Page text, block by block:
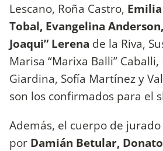
Lescano, Roña Castro,
Tobal, Evangelina
Joaqui” Lerena de la Riva,
Marisa “Marixa Balli” Caballi,
Giardina, Sofía Martínez y
son los confirmados para el
Además, el cuerpo de
por Damián Betular,